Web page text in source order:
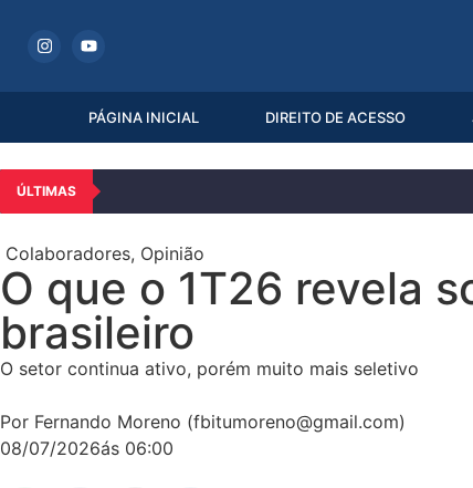
PÁGINA INICIAL DIREITO DE ACESSO
ÚLTIMAS
Colaboradores, Opinião
O que o 1T26 revela
brasileiro
O setor continua ativo, porém muito mais seletivo
Por Fernando Moreno (fbitumoreno@gmail.com)
08/07/2026ás 06:00